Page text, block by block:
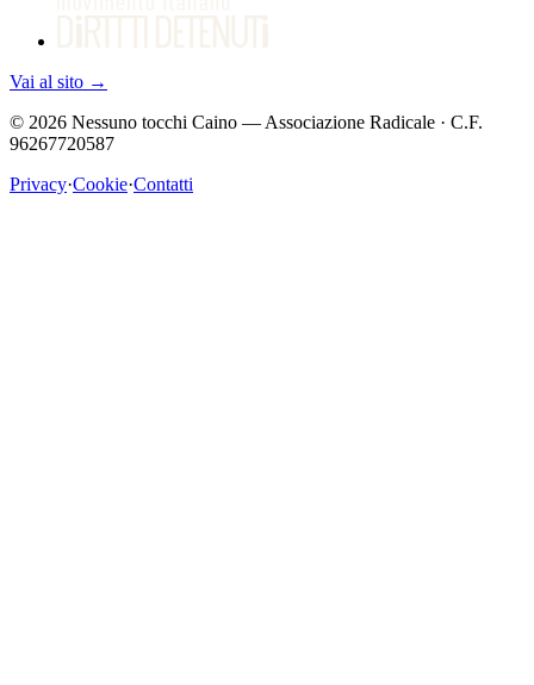
Vai al sito →
© 2026 Nessuno tocchi Caino — Associazione Radicale · C.F.
96267720587
Privacy·Cookie·Contatti